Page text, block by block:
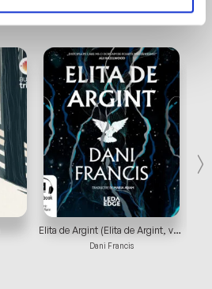
Vezi mai multe
Elita de Argint (Elita de Argint, vol.1)
Dani Francis